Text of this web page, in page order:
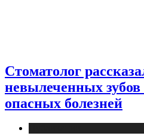
Стоматолог
невылеченных зубов
опасных болезней